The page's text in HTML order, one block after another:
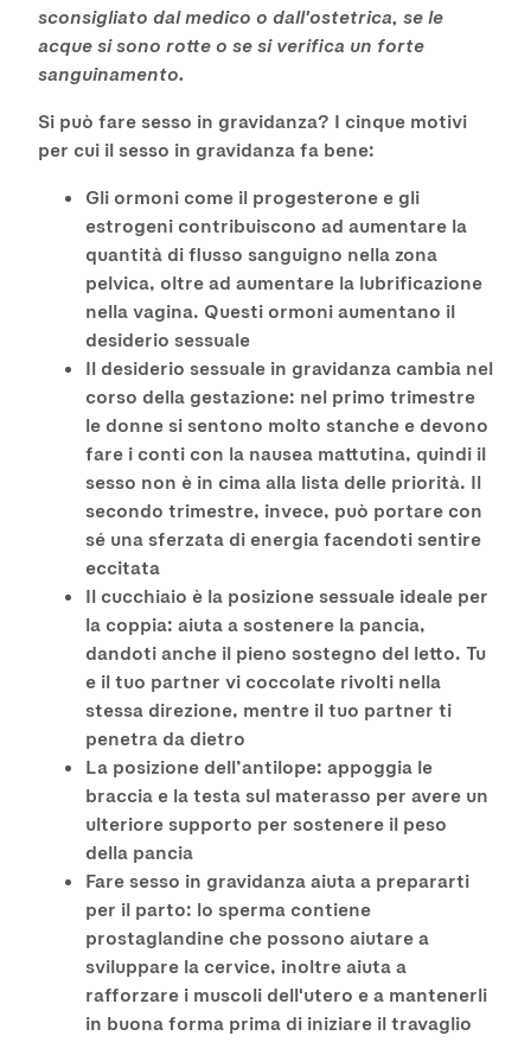
sconsigliato dal medico o dall'ostetrica, se le
acque si sono rotte o se si verifica un forte
sanguinamento.
Si può fare sesso in gravidanza? I cinque motivi
per cui il sesso in gravidanza fa bene:
Gli ormoni come il progesterone e gli
estrogeni contribuiscono ad aumentare la
quantità di flusso sanguigno nella zona
pelvica, oltre ad aumentare la lubrificazione
nella vagina. Questi ormoni aumentano il
desiderio sessuale
Il desiderio sessuale in gravidanza cambia nel
corso della gestazione: nel primo trimestre
le donne si sentono molto stanche e devono
fare i conti con la nausea mattutina, quindi il
sesso non è in cima alla lista delle priorità. Il
secondo trimestre, invece, può portare con
sé una sferzata di energia facendoti sentire
eccitata
Il cucchiaio è la posizione sessuale ideale per
la coppia: aiuta a sostenere la pancia,
dandoti anche il pieno sostegno del letto. Tu
e il tuo partner vi coccolate rivolti nella
stessa direzione, mentre il tuo partner ti
penetra da dietro
La posizione dell’antilope: appoggia le
braccia e la testa sul materasso per avere un
ulteriore supporto per sostenere il peso
della pancia
Fare sesso in gravidanza aiuta a prepararti
per il parto: lo sperma contiene
prostaglandine che possono aiutare a
sviluppare la cervice, inoltre aiuta a
rafforzare i muscoli dell'utero e a mantenerli
in buona forma prima di iniziare il travaglio